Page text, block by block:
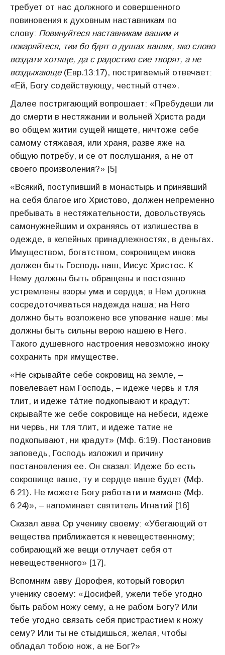
требует от нас должного и совершенного
повиновения к духовным наставникам по
слову: Повинуйтеся наставникам вашим и
покаряйтеся, тии бо бдят о душах ваших, яко слово
воздати хотяще, да с радостию сие творят, а не
воздыхающе(Евр.13:17), постригаемый отвечает:
«Ей, Богу содействующу, честный отче».
Далее постригающий вопрошает: «Пребудеши ли
до смерти в нестяжании и вольней Христа ради
во общем житии сущей нищете, ничтоже себе
самому стяжавая, или храня, разве яже на
общую потребу, и се от послушания, а не от
своего произволения?» [5]
«Всякий, поступивший в монастырь и принявший
на себя благое иго Христово, должен непременно
пребывать в нестяжательности, довольствуясь
самонужнейшим и охраняясь от излишества в
одежде, в келейных принадлежностях, в деньгах.
Имуществом, богатством, сокровищем инока
должен быть Господь наш, Иисус Христос. К
Нему должны быть обращены и постоянно
устремлены взоры ума и сердца; в Нем должна
сосредоточиваться надежда наша; на Него
должно быть возложено все упование наше: мы
должны быть сильны верою нашею в Него.
Такого душевного настроения невозможно иноку
сохранить при имуществе.
«Не скрывайте себе сокровищ на земле, –
повелевает нам Господь, – идеже червь и тля
тлит, и идеже та́тие подкопывают и крадут:
скрывайте же себе сокровище на небеси, идеже
ни червь, ни тля тлит, и идеже татие не
подкопывают, ни крадут» (Мф. 6:19). Постановив
заповедь, Господь изложил и причину
постановления ее. Он сказал: Идеже бо есть
сокровище ваше, ту и сердце ваше будет (Мф.
6:21). Не можете Богу работати и мамоне (Мф.
6:24)», – напоминает святитель Игнатий [16]
Сказал авва Ор ученику своему: «Убегающий от
вещества приближается к невещественному;
собирающий же вещи отлучает себя от
невещественного» [17].
Вспомним авву Дорофея, который говорил
ученику своему: «Досифей, ужели тебе угодно
быть рабом ножу сему, а не рабом Богу? Или
тебе угодно связать себя пристрастием к ножу
сему? Или ты не стыдишься, желая, чтобы
обладал тобою нож, а не Бог?»